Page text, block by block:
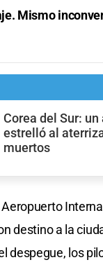
Mismo
Corea del Sur: un
estrelló al
muertos
destino a la
despegue, los